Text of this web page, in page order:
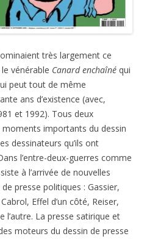
très largement ce
vénérable Canard enchaîné qui
peut tout de même
ans d’existence (avec,
et 1992). Tous deux
importants du dessin
dessinateurs qu’ils ont
l’entre-deux-guerres comme
à l’arrivée de nouvelles
presse politiques : Gassier,
Effel d’un côté, Reiser,
l’autre. La presse satirique et
moteurs du dessin de presse